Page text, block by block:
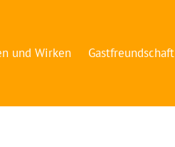
und Wirken Gastfreundschaft